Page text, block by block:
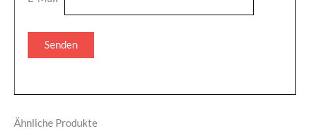
Ähnliche Produkte